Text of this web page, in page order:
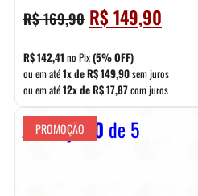
R$169,90 O
preço
original
era:
R$ 169,90.
R$149,90
preço
é:
R$
R$142,41 no Pix(5% OFF)
ou em até1x deR$149,90sem juros
ou em até12x deR$17,87com juros
Avaliação 0 de 5
PROMOÇÃO